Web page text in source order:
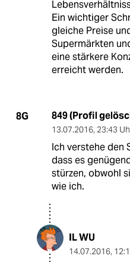
Ein wichtiger
gleiche Preise
Supermärkten
eine stärkere
erreicht werden.
8G 849 (Profil
13.07.2016, 23:43
Ich verstehe den
dass es
stürzen, obwohl
wie ich.
IL WU
14.07.2016,